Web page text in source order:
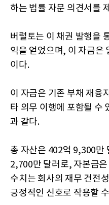
하는 법률 자문 의견서를
버럴토는 이 채권 발행을
익을 얻었으며, 이 자금은
이다.
이 자금은 기존 부채 재융
타 의무 이행에 포함될 수
과 같다.
총 자산은 402억 9,300만
2,700만 달러로, 자본금
수치는 회사의 재무 건전
긍정적인 신호로 작용할